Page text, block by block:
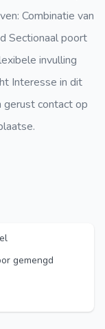
Combinatie van
Sectionaal poort
invulling
Interesse in dit
contact op
gemengd